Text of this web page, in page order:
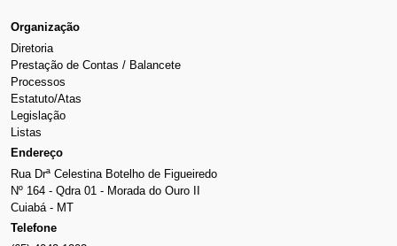
Organização
Diretoria
Prestação de Contas / Balancete
Processos
Estatuto/Atas
Legislação
Listas
Endereço
Rua Drª Celestina Botelho de Figueiredo
Nº 164 - Qdra 01 - Morada do Ouro II
Cuiabá - MT
Telefone